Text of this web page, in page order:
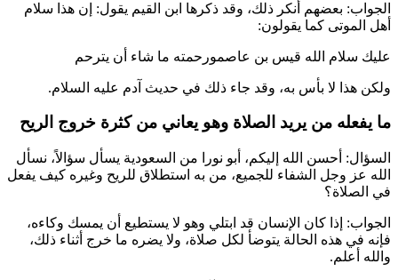
الجواب: بعضهم أنكر ذلك، وقد ذكرها ابن القيم يقول: إن هذا سلام
أهل الموتى كما يقولون:
عليك سلام الله قيس بن عاصمورحمته ما شاء أن يترحم
ولكن هذا لا بأس به، وقد جاء ذلك في حديث آدم عليه السلام.
ما يفعله من يريد الصلاة وهو يعاني من كثرة خروج الريح
السؤال: أحسن الله إليكم، أبو نورا
من السعودية يسأل سؤالاً، نسأل
الله عز وجل الشفاء للجميع، من به استطلاق للريح وغيره كيف يفعل
في الصلاة؟
الجواب: إذا كان الإنسان قد ابتلي وهو لا يستطيع أن يمسك وكاءه،
فإنه في هذه الحالة يتوضأ لكل صلاة، ولا يضره ما خرج أثناء ذلك،
والله أعلم.